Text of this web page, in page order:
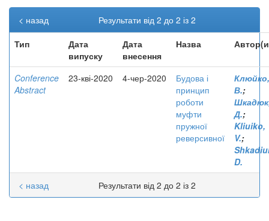
Результати від 2 до 2 із 2
< назад
Тип
Дата
випуску
Дата
внесення
Назва
Conference
Abstract
23-кві-2020 4-чер-2020
Будова і
принцип
роботи
муфти
пружної
реверсивної
Клюйко,
В.;
Д.;
Kliuiko,
V.;
D.
Результати від 2 до 2 із 2
< назад